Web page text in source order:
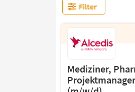
Filter
Mediziner,